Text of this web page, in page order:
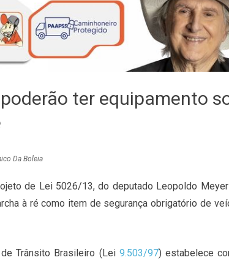
ter equipamento
Da Boleia
de Lei 5026/13, do deputado Leopoldo
à ré como item de segurança obrigatório de
Trânsito Brasileiro (Lei 9.503/97) estabelece